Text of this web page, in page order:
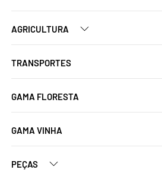
AGRICULTURA
TRANSPORTES
GAMA FLORESTA
GAMA VINHA
PEÇAS